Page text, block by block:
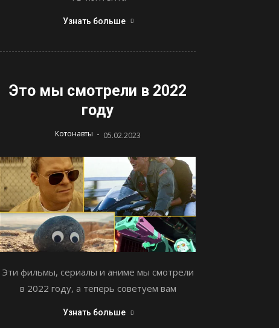
Узнать больше
Это мы смотрели в 2022
году
Котонавты - 05.02.2023
Эти фильмы, сериалы и аниме мы смотрели
в 2022 году, а теперь советуем вам
Узнать больше